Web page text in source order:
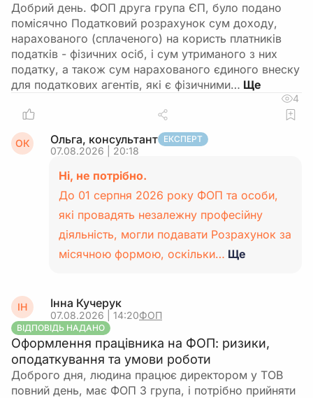
Добрий день. ФОП друга група ЄП, було подано
помісячно Податковий розрахунок сум доходу,
нарахованого (сплаченого) на користь платників
податків - фізичних осіб, і сум утриманого з них
податку, а також сум нарахованого єдиного внеску
для податкових агентів, які є фізичними…
4
ОК Ольга, консультант ЕКСПЕРТ
07.08.2026 | 20:18
Ні, не потрібно.
До 01 серпня 2026 року ФОП та особи,
які провадять незалежну професійну
діяльність, могли подавати Розрахунок за
місячною формою, оскільки… Ще
ІН Інна Кучерук
07.08.2026 | 14:20ФОП
ВІДПОВІДЬ НАДАНО
Оформлення працівника на ФОП: ризики,
оподаткування та умови роботи
Доброго дня, людина працює директором у ТОВ
повний день, має ФОП 3 група, і потрібно прийняти